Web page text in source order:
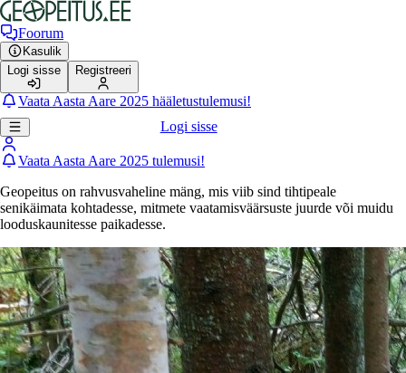
Foorum
Kasulik
Logi sisse
Registreeri
Vaata Aasta Aare 2025 hääletustulemusi!
Logi sisse
Vaata Aasta Aare 2025 tulemusi!
Geopeitus on rahvusvaheline mäng, mis viib sind tihtipeale
senikäimata kohtadesse, mitmete vaatamisväärsuste juurde või muidu
looduskaunitesse paikadesse.